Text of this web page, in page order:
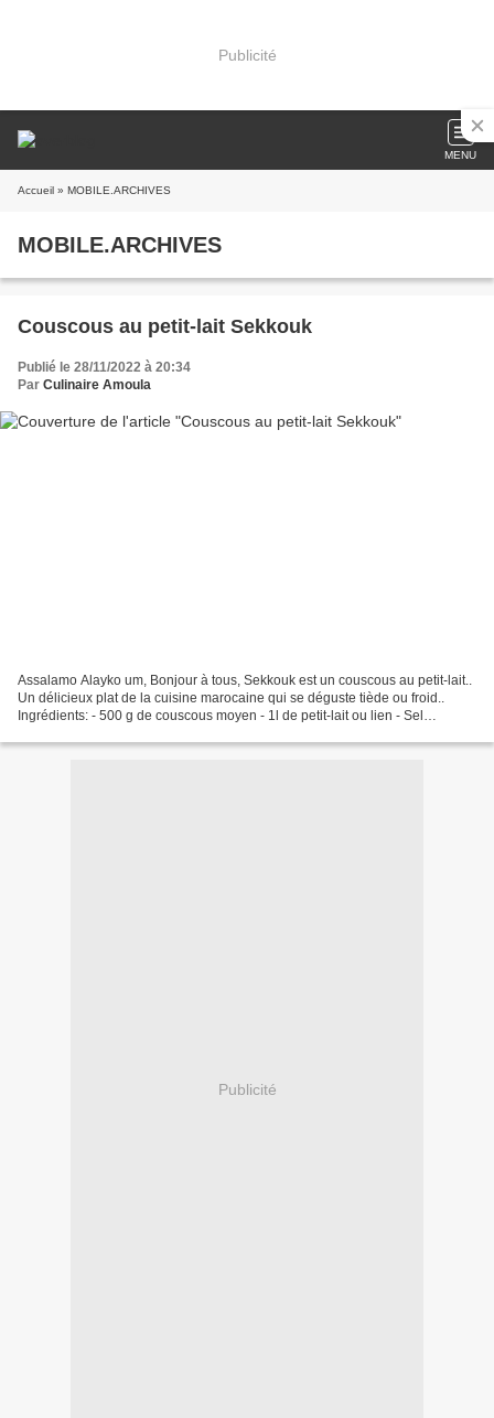
Publicité
MENU
Accueil » MOBILE.ARCHIVES
MOBILE.ARCHIVES
Couscous au petit-lait Sekkouk
Publié le 28/11/2022 à 20:34
Par Culinaire Amoula
Assalamo Alayko um, Bonjour à tous, Sekkouk est un couscous au petit-lait..
Un délicieux plat de la cuisine marocaine qui se déguste tiède ou froid..
Ingrédients: - 500 g de couscous moyen - 1l de petit-lait ou lien - Sel
Publicité